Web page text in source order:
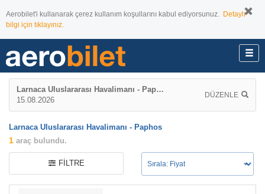
Aerobilet'i kullanarak çerez kullanım koşullarını kabul ediyorsunuz. Detaylı
bilgi için tıklayınız.
Larnaca Uluslararası Havalimanı - Paphos
15.08.2026
DÜZENLE
Larnaca Uluslararası Havalimanı - Paphos
1 araç bulundu.
FILTRE